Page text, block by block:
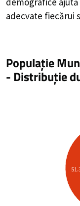
adecvate fiecărui
Populație
-Distribuție